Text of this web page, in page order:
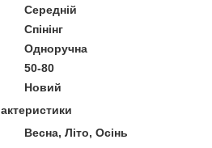
Середній
Спінінг
Одноручна
50-80
Новий
Весна, Літо, Осінь